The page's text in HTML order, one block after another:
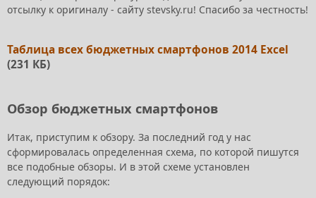
отсылку к оригиналу - сайту stevsky.ru! Спасибо за честность!
Таблица всех бюджетных смартфонов 2014 Excel
(231 КБ)
Обзор бюджетных смартфонов
Итак, приступим к обзору. За последний год у нас
сформировалась определенная схема, по которой пишутся
все подобные обзоры. И в этой схеме установлен
следующий порядок: